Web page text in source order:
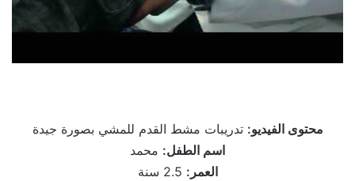
محتوى الفيديو: تدريبات مشط القدم للمشي بصورة جيدة
اسم الطفل: محمد
العمر: